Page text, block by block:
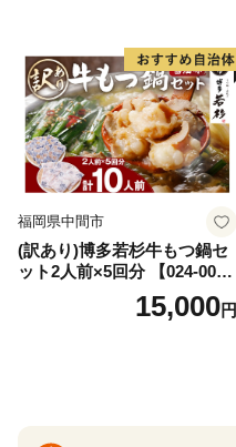
福岡県中間市
(訳あり)博多若杉牛もつ鍋セ
ット2人前×5回分 【024-002
15,000円